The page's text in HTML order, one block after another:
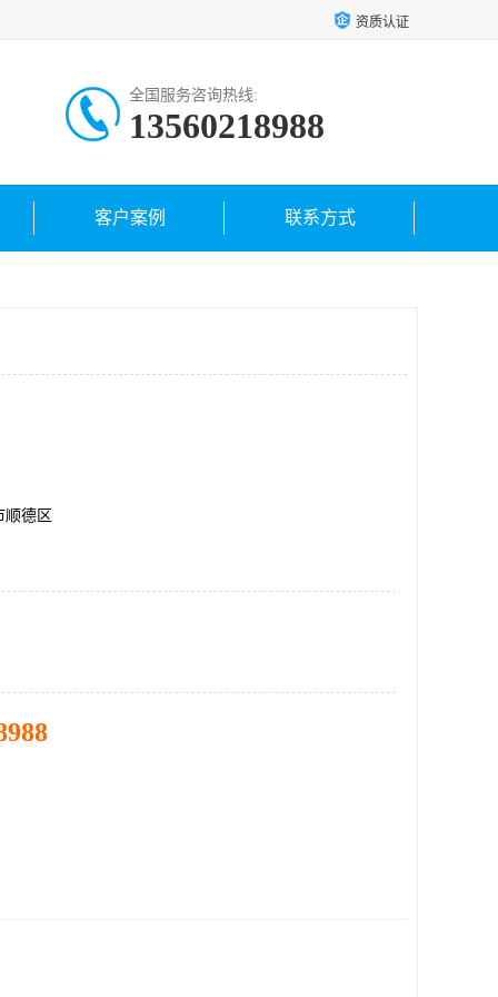
资质认证
全国服务咨询热线:
13560218988
客户案例 联系方式
顺德区